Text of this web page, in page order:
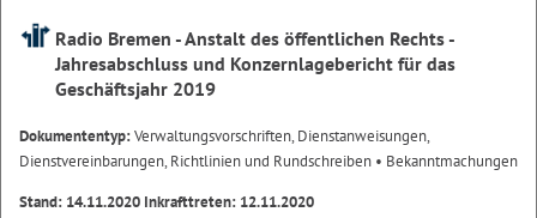
Radio Bremen - Anstalt des öffentlichen Rechts -
Jahresabschluss und Konzernlagebericht für das
Geschäftsjahr 2019
Dokumententyp:Verwaltungsvorschriften, Dienstanweisungen,
Dienstvereinbarungen, Richtlinien und Rundschreiben • Bekanntmachungen
Stand: 14.11.2020 Inkrafttreten: 12.11.2020